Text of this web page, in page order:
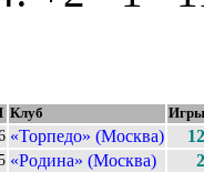
Клуб Игры
«Торпедо» (Москва)
12
«Родина» (Москва) 2